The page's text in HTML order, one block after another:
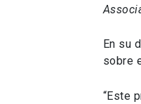
En su
sobre
“Este